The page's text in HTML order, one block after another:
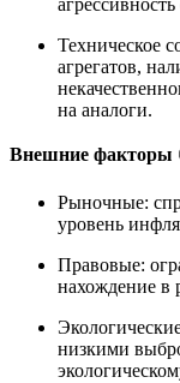
Техническое
агрегатов,
на аналоги.
Внешние факторы
Рыночные:
уровень
Правовые:
нахождение в
низкими